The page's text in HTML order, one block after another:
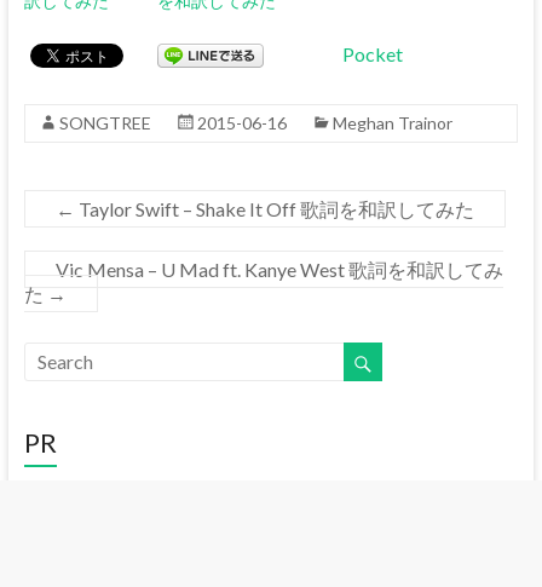
Pocket
SONGTREE 2015-06-16 Meghan Trainor
← Taylor Swift – Shake It Off 歌詞を和訳してみた
Vic Mensa – U Mad ft. Kanye West 歌詞を和訳してみ
た →
PR